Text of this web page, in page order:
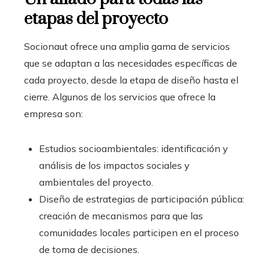
etapas del proyecto
Socionaut ofrece una amplia gama de servicios
que se adaptan a las necesidades específicas de
cada proyecto, desde la etapa de diseño hasta el
cierre. Algunos de los servicios que ofrece la
empresa son:
Estudios socioambientales: identificación y
análisis de los impactos sociales y
ambientales del proyecto.
Diseño de estrategias de participación pública:
creación de mecanismos para que las
comunidades locales participen en el proceso
de toma de decisiones.